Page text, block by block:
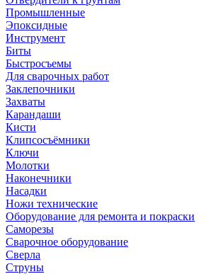
Промышленные
Эпоксидные
Инструмент
Биты
Быстросъемы
Для сварочных работ
Заклепочники
Захваты
Карандаши
Кисти
Клипсосъёмники
Ключи
Молотки
Наконечники
Насадки
Ножи технические
Оборудование для ремонта и покраски
Саморезы
Сварочное оборудование
Сверла
Струны